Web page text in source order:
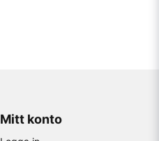
Mitt konto